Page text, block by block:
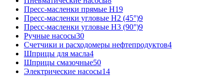
Пресс-масленки прямые H19
Пресс-масленки угловые H2 (45°)9
Пресс-масленки угловые H3 (90°)9
Ручные насосы30
Счетчики и расходомеры нефтепродуктов4
Шприцы для масла4
Шприцы смазочные50
Электрические насосы14